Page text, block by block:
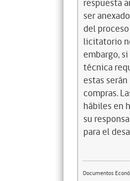
respuesta
ser
del proceso
licitatorio
embargo,
técnica
estas
compras.
hábiles en
su
para el
Documentos